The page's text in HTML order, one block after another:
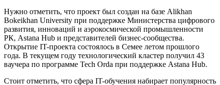
Нужно отметить, что проект был создан на базе Alikhan
Bokeikhan University при поддержке Министерства цифрового
развития, инноваций и аэрокосмической промышленности
РК, Astana Hub и представителей бизнес-сообщества.
Открытие IT-проекта состоялось в Семее летом прошлого
года. В текущем году технологический кластер получил 43
ваучера по программе Tech Orda при поддержке Astana Hub.
Стоит отметить, что сфера IT-обучения набирает популярность